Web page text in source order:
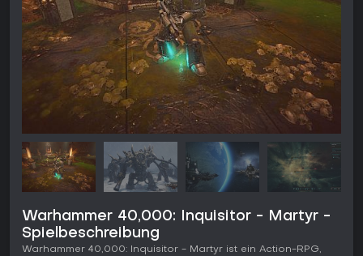
Warhammer 40,000: Inquisitor - Martyr -
Spielbeschreibung
Warhammer 40,000: Inquisitor - Martyr ist ein Action-RPG,